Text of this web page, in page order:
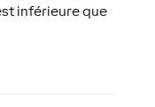
inférieure que